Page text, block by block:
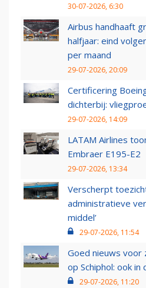
30-07-2026, 6:30
Airbus handhaaft
halfjaar: eind
per maand
29-07-2026, 20:09
Certificering
dichterbij:
29-07-2026, 14:09
LATAM Airlines
Embraer E195-E2
29-07-2026, 13:34
Verscherpt
administratieve
middel’
29-07-2026, 11:54
Goed nieuws
op Schiphol: ook
29-07-2026, 11:20